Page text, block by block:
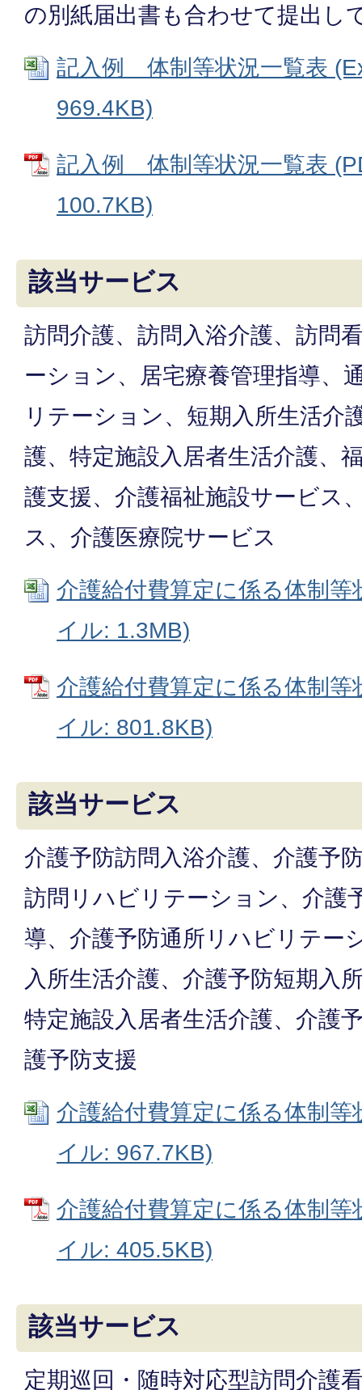
の別紙届出書も合わせて提出し
記入例 体制等状況一覧表
969.4KB)
記入例 体制等状況一覧表
100.7KB)
該当サービス
訪問介護、訪問入浴介護、訪問
ーション、居宅療養管理指導、
リテーション、短期入所生活介
護、特定施設入居者生活介護、
護支援、介護福祉施設サービス
ス、介護医療院サービス
介護給付費算定に係る体制
イル: 1.3MB)
介護給付費算定に係る体制
イル: 801.8KB)
該当サービス
介護予防訪問入浴介護、介護予
訪問リハビリテーション、介護
導、介護予防通所リハビリテー
入所生活介護、介護予防短期入
特定施設入居者生活介護、介護
護予防支援
介護給付費算定に係る体制
イル: 967.7KB)
介護給付費算定に係る体制
イル: 405.5KB)
該当サービス
定期巡回・随時対応型訪問介護